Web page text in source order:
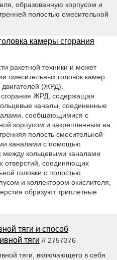
образованную корпусом и
полостью смесительной
камеры сгорания
ракетной техники и может
смесительных головок камер
двигателей (ЖРД).
ЖРД, содержащая
каналы, соединенные
сообщающимися с
корпусом и закрепленным на
полость смесительной
каналами с помощью
между кольцевыми каналами
отверстий, соединяющих
головки с полостью
и коллектором окислителя,
образуют триплетные
тяги и способ
тяги // 2757376
тяги, включающего в себя